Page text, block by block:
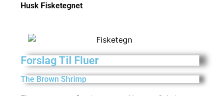
Husk Fisketegnet
Forslag Til Fluer
The Brown Shrimp